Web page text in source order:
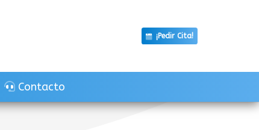
¡Pedir Cita!
Contacto